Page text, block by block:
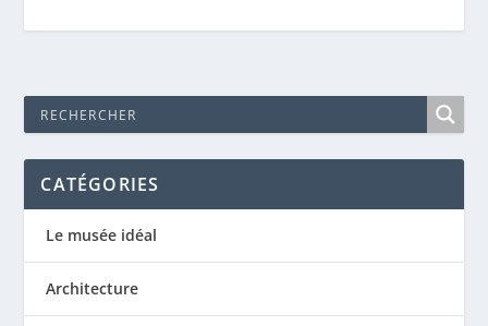
CATÉGORIES
Le musée idéal
Architecture